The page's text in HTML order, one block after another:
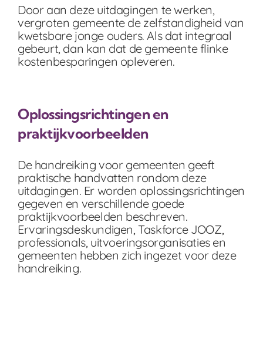
Door aan deze uitdagingen te werken,
vergroten gemeente de zelfstandigheid van
kwetsbare jonge ouders. Als dat integraal
gebeurt, dan kan dat de gemeente flinke
kostenbesparingen opleveren.
Oplossingsrichtingen en
praktijkvoorbeelden
De handreiking voor gemeenten geeft
praktische handvatten rondom deze
uitdagingen. Er worden oplossingsrichtingen
gegeven en verschillende goede
praktijkvoorbeelden beschreven.
Ervaringsdeskundigen, Taskforce JOOZ,
professionals, uitvoeringsorganisaties en
gemeenten hebben zich ingezet voor deze
handreiking.